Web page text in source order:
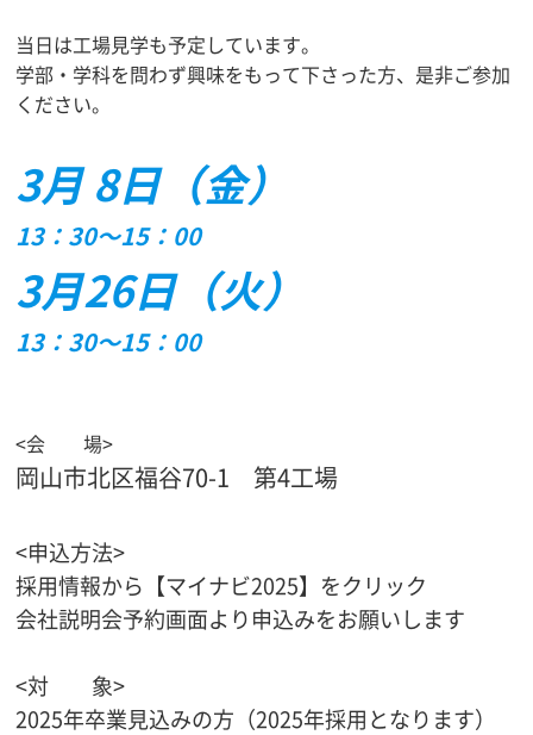
当日は工場見学も予定しています。
学部・学科を問わず興味をもって下さった方、是非ご参加
ください。
3月 8日（金）
13：30～15：00
3月26日（火）
13：30～15：00
<会 場>
岡山市北区福谷70-1 第4工場
<申込方法>
採用情報から【マイナビ2025】をクリック
会社説明会予約画面より申込みをお願いします
<対 象>
2025年卒業見込みの方（2025年採用となります）